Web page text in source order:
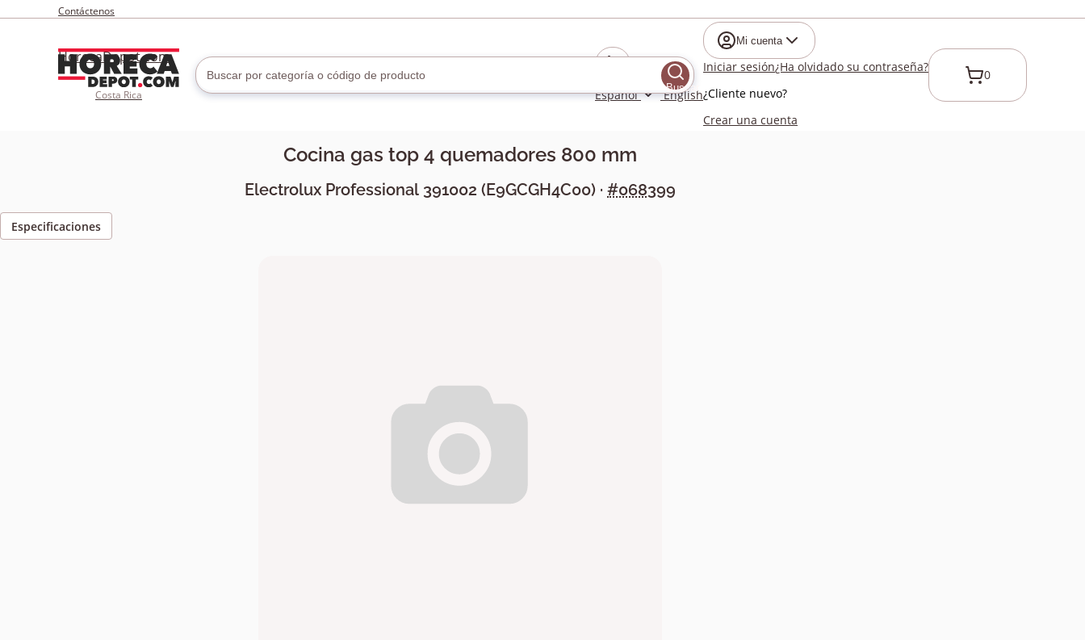
Contáctenos
HorecaDepot.com
Costa Rica
Buscar
Español English
Mi cuenta
Iniciar sesión¿Ha olvidado su contraseña?
¿Cliente nuevo?
Crear una cuenta
0
Cocina gas top 4 quemadores 800 mm
Electrolux Professional 391002 (E9GCGH4C00) · #068399
Especificaciones